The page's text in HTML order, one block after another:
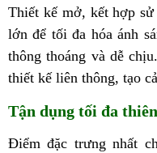
Thiết kế mở, kết hợp
lớn để tối đa hóa ánh
thông thoáng và dễ
thiết kế liên thông, tạo
Tận dụng tối đa
Điểm đặc trưng nhất